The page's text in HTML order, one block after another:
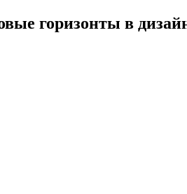
горизонты в